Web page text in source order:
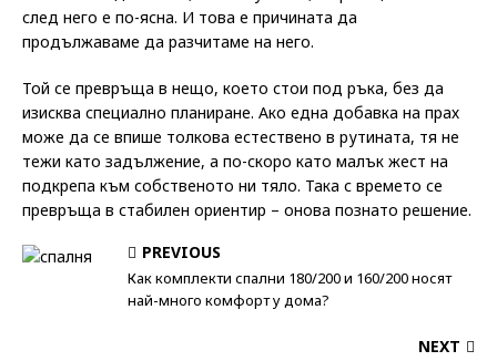
след него е по-ясна. И това е причината да
продължаваме да разчитаме на него.
Той се превръща в нещо, което стои под ръка, без да
изисква специално планиране. Ако една добавка на прах
може да се впише толкова естествено в рутината, тя не
тежи като задължение, а по-скоро като малък жест на
подкрепа към собственото ни тяло. Така с времето се
превръща в стабилен ориентир – онова познато решение.
PREVIOUS
Как комплекти спални 180/200 и 160/200 носят
най-много комфорт у дома?
NEXT